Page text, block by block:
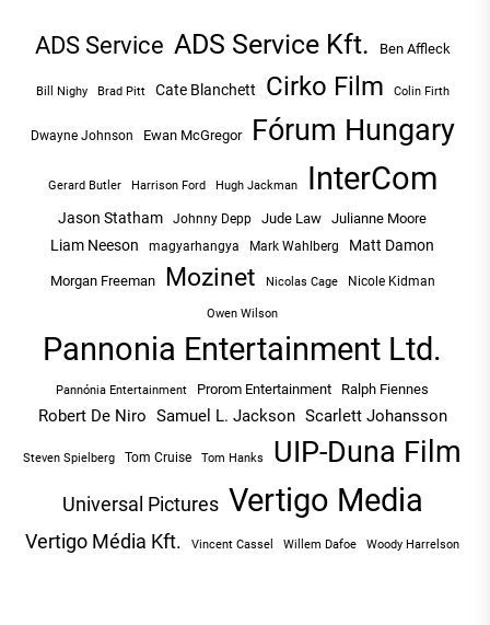
ADS Service ADS Service Kft. Ben Affleck
Bill Nighy Brad Pitt Cate Blanchett Cirko Film Colin Firth
Dwayne Johnson Ewan McGregor Fórum Hungary
Gerard Butler Harrison Ford Hugh Jackman InterCom
Jason Statham Johnny Depp Jude Law Julianne Moore
Liam Neeson magyarhangya Mark Wahlberg Matt Damon
Morgan Freeman Mozinet Nicolas Cage Nicole Kidman
Owen Wilson
Pannonia Entertainment Ltd.
Pannónia Entertainment Prorom Entertainment Ralph Fiennes
Robert De Niro Samuel L. Jackson Scarlett Johansson
Steven Spielberg Tom Cruise Tom Hanks UIP-Duna Film
Universal Pictures Vertigo Media
Vertigo Média Kft. Vincent Cassel Willem Dafoe Woody Harrelson